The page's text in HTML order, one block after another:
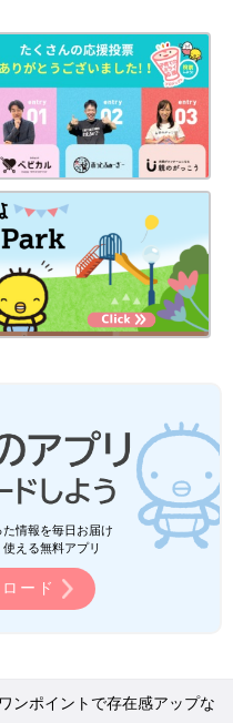
情報を毎日お届け
える無料アプリ
ード
ワンポイントで存在感アップな